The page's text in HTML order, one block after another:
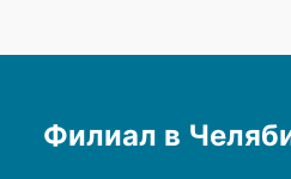
Филиал в